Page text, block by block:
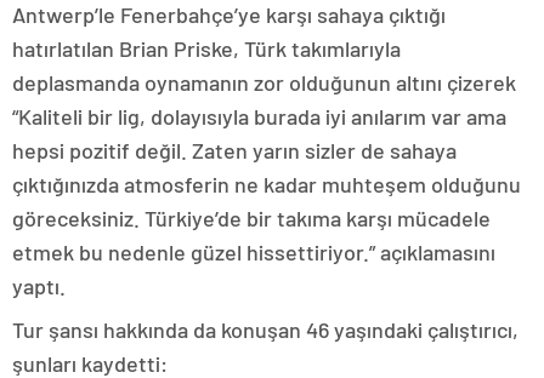
Antwerp’le Fenerbahçe’ye karşı sahaya çıktığı
hatırlatılan Brian Priske, Türk takımlarıyla
deplasmanda oynamanın zor olduğunun altını çizerek
“Kaliteli bir lig, dolayısıyla burada iyi anılarım var ama
hepsi pozitif değil. Zaten yarın sizler de sahaya
çıktığınızda atmosferin ne kadar muhteşem olduğunu
göreceksiniz. Türkiye’de bir takıma karşı mücadele
etmek bu nedenle güzel hissettiriyor.” açıklamasını
yaptı.
Tur şansı hakkında da konuşan 46 yaşındaki çalıştırıcı,
şunları kaydetti: